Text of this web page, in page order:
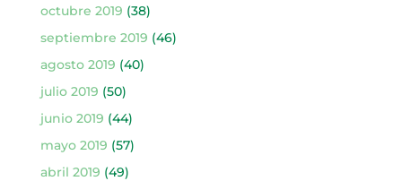
octubre 2019 (38)
septiembre 2019 (46)
agosto 2019 (40)
julio 2019 (50)
junio 2019 (44)
mayo 2019 (57)
abril 2019 (49)